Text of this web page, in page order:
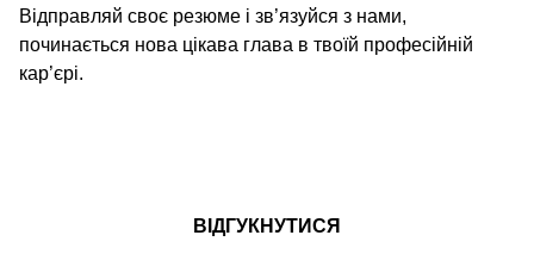
Відправляй своє резюме і зв’язуйся з нами,
починається нова цікава глава в твоїй професійній
кар’єрі.
ВІДГУКНУТИСЯ